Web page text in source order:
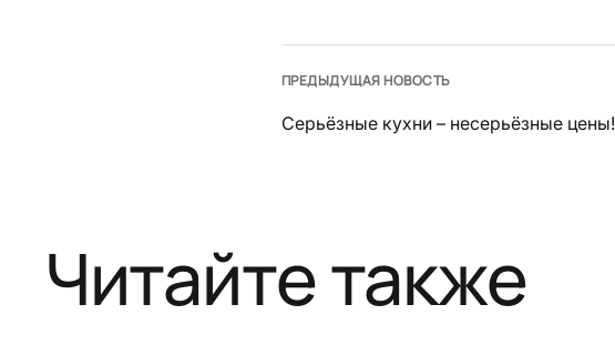
ПРЕДЫДУЩАЯ НОВОСТЬ
Серьёзные кухни – несерьёзные цены!
Читайте также